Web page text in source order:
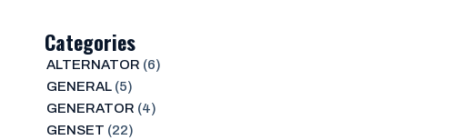
Categories
ALTERNATOR (6)
GENERAL(5)
GENERATOR (4)
GENSET (22)